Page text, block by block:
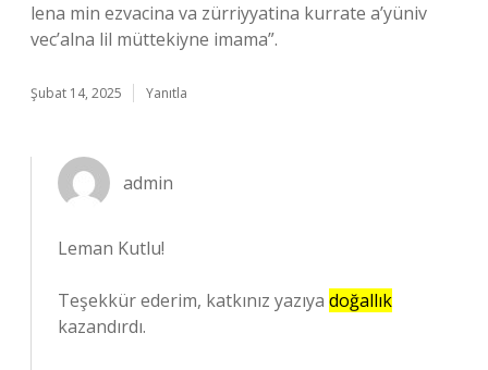
lena min ezvacina va zürriyyatina kurrate a’yüniv
vec’alna lil müttekiyne imama”.
Şubat 14, 2025 Yanıtla
admin
Leman Kutlu!
Teşekkür ederim, katkınız yazıya doğallık
kazandırdı.